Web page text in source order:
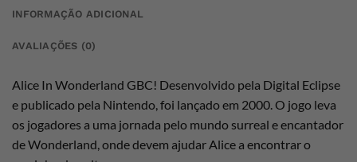
INFORMAÇÃO ADICIONAL
AVALIAÇÕES (0)
Alice In Wonderland GBC! Desenvolvido pela Digital Eclipse
e publicado pela Nintendo, foi lançado em 2000. O jogo leva
os jogadores a uma jornada pelo mundo surreal e encantador
de Wonderland, onde devem ajudar Alice a encontrar o